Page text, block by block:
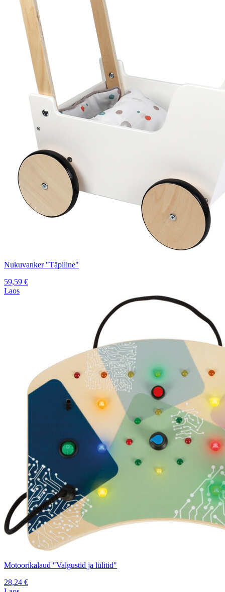
Nukuvanker "Täpiline"
59,59 €
Laos
Motoorikalaud "Valgustid ja lülitid"
28,24 €